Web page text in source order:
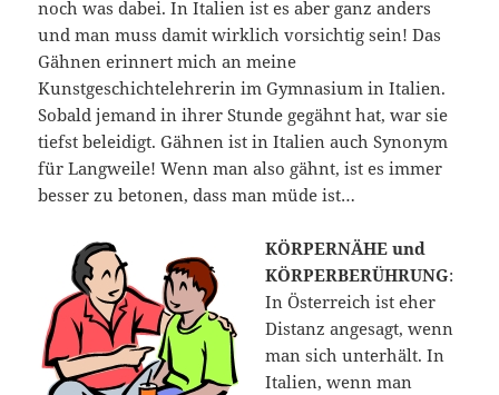
noch was dabei. In Italien ist es aber ganz anders
und man muss damit wirklich vorsichtig sein! Das
Gähnen erinnert mich an meine
Kunstgeschichtelehrerin im Gymnasium in Italien.
Sobald jemand in ihrer Stunde gegähnt hat, war sie
tiefst beleidigt. Gähnen ist in Italien auch Synonym
für Langweile! Wenn man also gähnt, ist es immer
besser zu betonen, dass man müde ist…
KÖRPERNÄHE und
KÖRPERBERÜHRUNG:
In Österreich ist eher
Distanz angesagt, wenn
man sich unterhält. In
Italien, wenn man